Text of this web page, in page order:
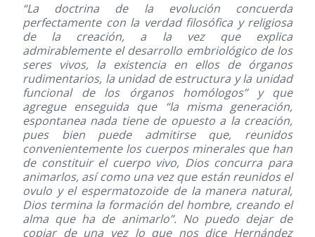
“La doctrina de la evolución concuerda
perfectamente con la verdad filosófica y religiosa
de la creación, a la vez que explica
admirablemente el desarrollo embriológico de los
seres vivos, la existencia en ellos de órganos
rudimentarios, la unidad de estructura y la unidad
funcional de los órganos homólogos” y que
agregue enseguida que “la misma generación,
espontanea nada tiene de opuesto a la creación,
pues bien puede admitirse que, reunidos
convenientemente los cuerpos minerales que han
de constituir el cuerpo vivo, Dios concurra para
animarlos, así como una vez que están reunidos el
ovulo y el espermatozoide de la manera natural,
Dios termina la formación del hombre, creando el
alma que ha de animarlo”. No puedo dejar de
copiar de una vez lo que nos dice Hernández